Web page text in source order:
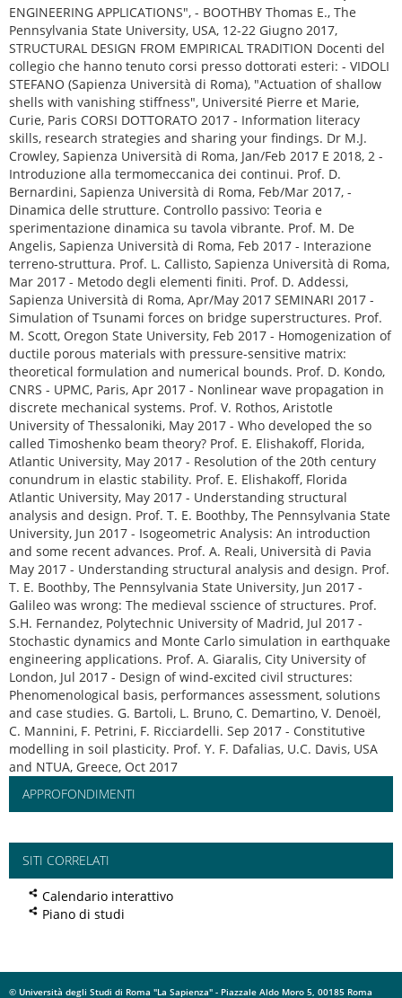
ENGINEERING APPLICATIONS", - BOOTHBY Thomas E., The
Pennsylvania State University, USA, 12-22 Giugno 2017,
STRUCTURAL DESIGN FROM EMPIRICAL TRADITION Docenti del
collegio che hanno tenuto corsi presso dottorati esteri: - VIDOLI
STEFANO (Sapienza Università di Roma), "Actuation of shallow
shells with vanishing stiffness", Université Pierre et Marie,
Curie, Paris CORSI DOTTORATO 2017 - Information literacy
skills, research strategies and sharing your findings. Dr M.J.
Crowley, Sapienza Università di Roma, Jan/Feb 2017 E 2018, 2 -
Introduzione alla termomeccanica dei continui. Prof. D.
Bernardini, Sapienza Università di Roma, Feb/Mar 2017, -
Dinamica delle strutture. Controllo passivo: Teoria e
sperimentazione dinamica su tavola vibrante. Prof. M. De
Angelis, Sapienza Università di Roma, Feb 2017 - Interazione
terreno-struttura. Prof. L. Callisto, Sapienza Università di Roma,
Mar 2017 - Metodo degli elementi finiti. Prof. D. Addessi,
Sapienza Università di Roma, Apr/May 2017 SEMINARI 2017 -
Simulation of Tsunami forces on bridge superstructures. Prof.
M. Scott, Oregon State University, Feb 2017 - Homogenization of
ductile porous materials with pressure-sensitive matrix:
theoretical formulation and numerical bounds. Prof. D. Kondo,
CNRS - UPMC, Paris, Apr 2017 - Nonlinear wave propagation in
discrete mechanical systems. Prof. V. Rothos, Aristotle
University of Thessaloniki, May 2017 - Who developed the so
called Timoshenko beam theory? Prof. E. Elishakoff, Florida,
Atlantic University, May 2017 - Resolution of the 20th century
conundrum in elastic stability. Prof. E. Elishakoff, Florida
Atlantic University, May 2017 - Understanding structural
analysis and design. Prof. T. E. Boothby, The Pennsylvania State
University, Jun 2017 - Isogeometric Analysis: An introduction
and some recent advances. Prof. A. Reali, Università di Pavia
May 2017 - Understanding structural analysis and design. Prof.
T. E. Boothby, The Pennsylvania State University, Jun 2017 -
Galileo was wrong: The medieval sscience of structures. Prof.
S.H. Fernandez, Polytechnic University of Madrid, Jul 2017 -
Stochastic dynamics and Monte Carlo simulation in earthquake
engineering applications. Prof. A. Giaralis, City University of
London, Jul 2017 - Design of wind-excited civil structures:
Phenomenological basis, performances assessment, solutions
and case studies. G. Bartoli, L. Bruno, C. Demartino, V. Denoël,
C. Mannini, F. Petrini, F. Ricciardelli. Sep 2017 - Constitutive
modelling in soil plasticity. Prof. Y. F. Dafalias, U.C. Davis, USA
and NTUA, Greece, Oct 2017
APPROFONDIMENTI
SITI CORRELATI
Calendario interattivo
Piano di studi
© Università degli Studi di Roma "La Sapienza" - Piazzale Aldo Moro 5, 00185 Roma